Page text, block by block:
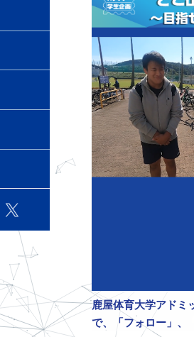
鹿屋体育大学アドミ
で、「フォロー」、